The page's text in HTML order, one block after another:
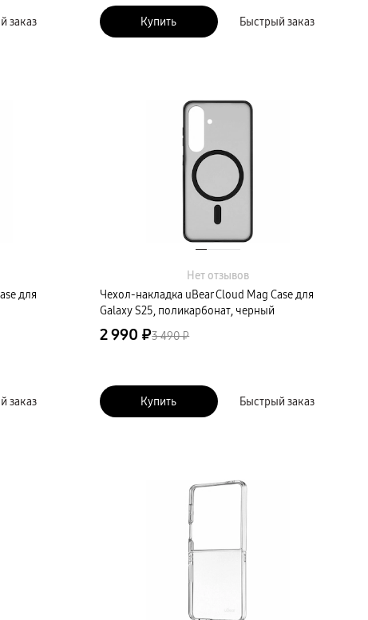
заказ Купить Быстрый заказ
для
заказ
Нет отзывов
Чехол-накладка uBear Cloud Mag Case для
Galaxy S25, поликарбонат, черный
2 990 ₽3 490 ₽
Купить Быстрый заказ